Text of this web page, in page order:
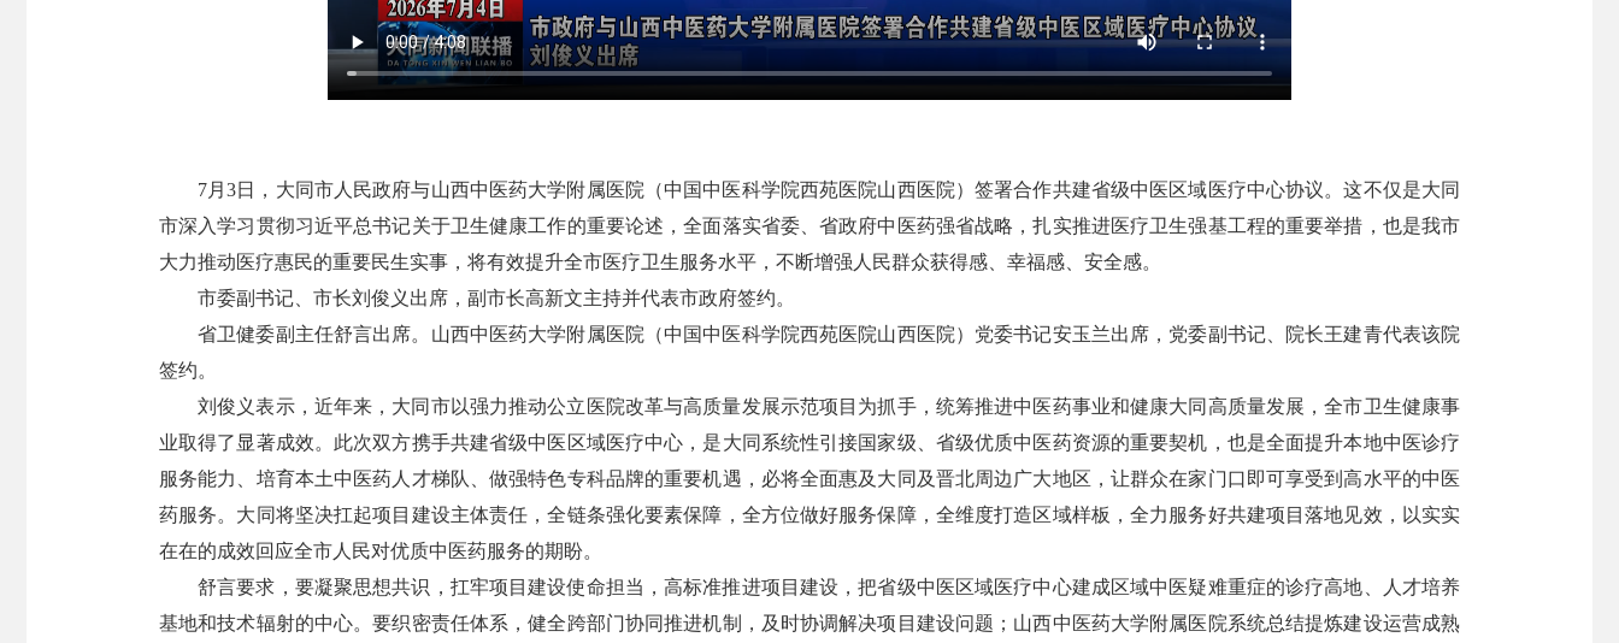
7月3日，大同市人民政府与山西中医药大学附属医院（中国中医科学院西苑医院山西医院）签署合作共建省级中医区域医疗中心协议。这不仅是大同
市深入学习贯彻习近平总书记关于卫生健康工作的重要论述，全面落实省委、省政府中医药强省战略，扎实推进医疗卫生强基工程的重要举措，也是我市
大力推动医疗惠民的重要民生实事，将有效提升全市医疗卫生服务水平，不断增强人民群众获得感、幸福感、安全感。
市委副书记、市长刘俊义出席，副市长高新文主持并代表市政府签约。
省卫健委副主任舒言出席。山西中医药大学附属医院（中国中医科学院西苑医院山西医院）党委书记安玉兰出席，党委副书记、院长王建青代表该院
签约。
刘俊义表示，近年来，大同市以强力推动公立医院改革与高质量发展示范项目为抓手，统筹推进中医药事业和健康大同高质量发展，全市卫生健康事
业取得了显著成效。此次双方携手共建省级中医区域医疗中心，是大同系统性引接国家级、省级优质中医药资源的重要契机，也是全面提升本地中医诊疗
服务能力、培育本土中医药人才梯队、做强特色专科品牌的重要机遇，必将全面惠及大同及晋北周边广大地区，让群众在家门口即可享受到高水平的中医
药服务。大同将坚决扛起项目建设主体责任，全链条强化要素保障，全方位做好服务保障，全维度打造区域样板，全力服务好共建项目落地见效，以实实
在在的成效回应全市人民对优质中医药服务的期盼。
舒言要求，要凝聚思想共识，扛牢项目建设使命担当，高标准推进项目建设，把省级中医区域医疗中心建成区域中医疑难重症的诊疗高地、人才培养
基地和技术辐射的中心。要织密责任体系，健全跨部门协同推进机制，及时协调解决项目建设问题；山西中医药大学附属医院系统总结提炼建设运营成熟